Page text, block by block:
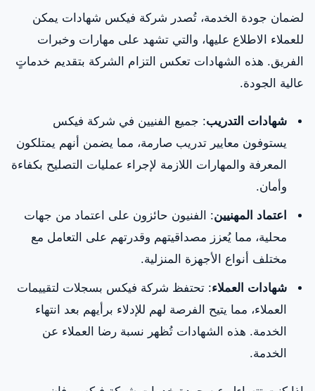
لضمان جودة الخدمة، تُصدر شركة فيكس شهادات يمكن
للعملاء الاطلاع عليها، والتي تشهد على مهارات وخبرات
الفريق. هذه الشهادات تعكس التزام الشركة بتقديم خدماتٍ
عالية الجودة.
شهادات التدريب: جميع الفنيين في شركة فيكس
يستوفون معايير تدريب صارمة، مما يضمن أنهم يمتلكون
المعرفة والمهارات اللازمة لإجراء عمليات التصليح بكفاءة
وأمان.
اعتماد المهنيين: الفنيون حائزون على اعتماد من جهات
محلية، مما يُعزز مصداقيتهم وقدرتهم على التعامل مع
مختلف أنواع الأجهزة المنزلية.
شهادات العملاء: تحتفظ شركة فيكس بسجلات لتقييمات
العملاء، مما يتيح الفرصة لهم للإدلاء برأيهم بعد انتهاء
الخدمة. هذه الشهادات تُظهر نسبة رضا العملاء عن
الخدمة.